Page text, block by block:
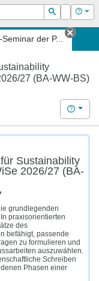
Suchen
Login Hilfe
der P...
Tab
27 (BA-WW-BS)
Hilfe
Sustainability
2026/27 (BA-
grundlegenden
praxisorientierten
des
befähigt, passende
zu formulieren und
auszuwählen.
Schreiben
Phasen einer